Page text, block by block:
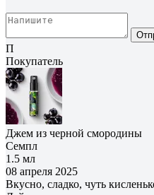
П
Покупатель
Джем из черной смородины
Семпл
1.5 мл
08 апреля 2025
Вкусно, сладко, чуть